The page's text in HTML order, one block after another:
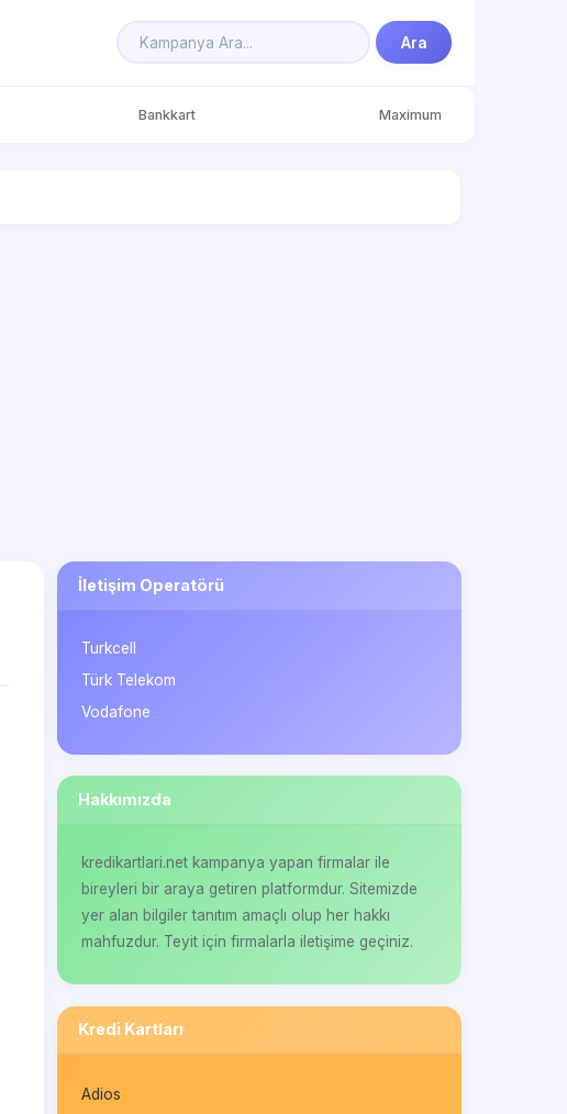
Ara
Bankkart Maximum
İletişim Operatörü
Turkcell
Türk Telekom
Vodafone
Hakkımızda
kredikartlari.net kampanya yapan firmalar ile
bireyleri bir araya getiren platformdur. Sitemizde
yer alan bilgiler tanıtım amaçlı olup her hakkı
mahfuzdur. Teyit için firmalarla iletişime geçiniz.
Kredi Kartları
Adios